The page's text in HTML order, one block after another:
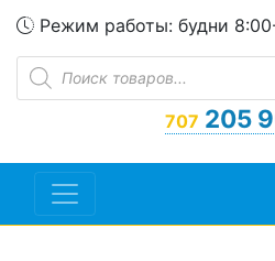
Режим работы: будни
Поиск
товаров
707 205